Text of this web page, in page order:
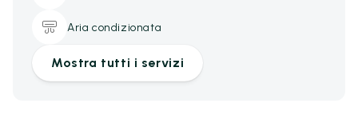
Aria condizionata
Mostra tutti i servizi